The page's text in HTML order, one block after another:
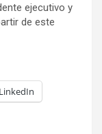
ejecutivo y
de este
LinkedIn